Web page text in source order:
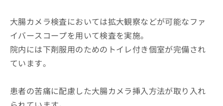
大腸カメラ検査においては拡大観察などが可能なファ
イバースコープを用いて検査を実施。
院内には下剤服用のためのトイレ付き個室が完備され
ています。
患者の苦痛に配慮した大腸カメラ挿入方法が取り入れ